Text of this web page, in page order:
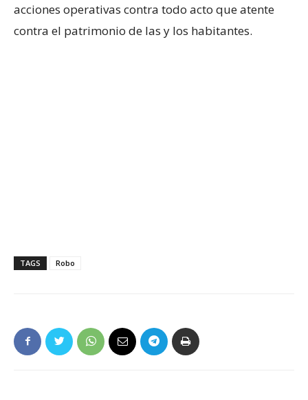
acciones operativas contra todo acto que atente
contra el patrimonio de las y los habitantes.
TAGS Robo